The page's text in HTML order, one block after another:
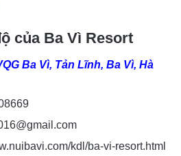
của Ba Vì Resort
Ba Vì, Tản Lĩnh, Ba Vì, Hà
kdl/ba-vi-resort.html